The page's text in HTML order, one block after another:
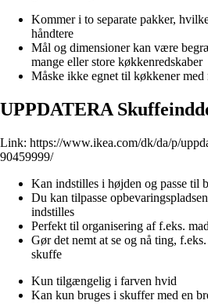
Kommer i to separate pakker,
håndtere
Mål og dimensioner kan være
mange eller store køkkenredskaber
Måske ikke egnet til køkkener med
UPPDATERA
Link: https://www.ikea.com/dk/da/p/
90459999/
Kan indstilles i højden og passe til
Du kan tilpasse
indstilles
Perfekt til organisering af f.eks.
Gør det nemt at se og nå ting,
skuffe
Kun tilgængelig i farven hvid
Kan kun bruges i skuffer med en